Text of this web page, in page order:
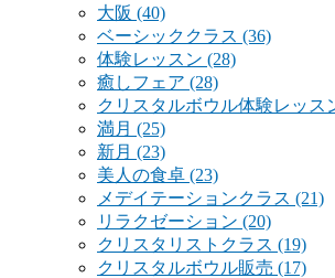
大阪 (40)
ベーシッククラス (36)
体験レッスン (28)
癒しフェア (28)
クリスタルボウル体験レッス
満月 (25)
新月 (23)
美人の食卓 (23)
メデイテーションクラス (21)
リラクゼーション (20)
クリスタリストクラス (19)
クリスタルボウル販売 (17)